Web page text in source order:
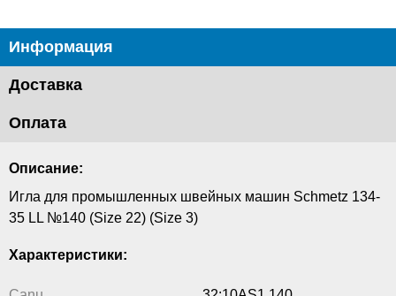
Информация
Доставка
Оплата
Описание:
Игла для промышленных швейных машин Schmetz 134-
35 LL №140 (Size 22) (Size 3)
Характеристики: